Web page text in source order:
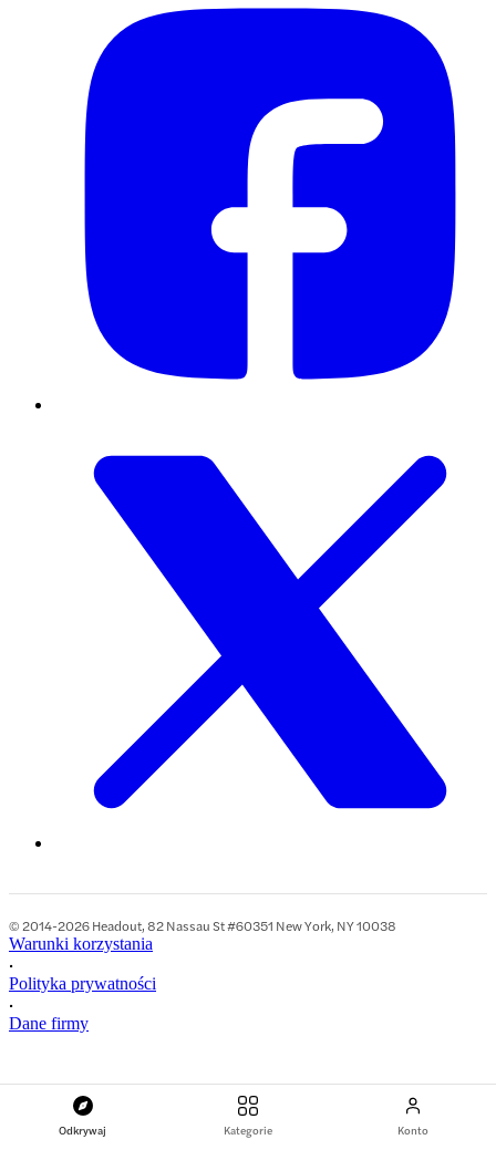
Odkrywaj Kategorie Konto
© 2014-2026 Headout, 82 Nassau St #60351 New York, NY 10038
Warunki korzystania
•
Polityka prywatności
•
Dane firmy